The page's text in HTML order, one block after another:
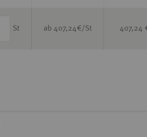
St ab 407,24€/St 407,24